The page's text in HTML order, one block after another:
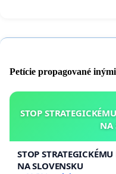
Petície propagované
STOP
NA
STOP
NA SLOVENSKU